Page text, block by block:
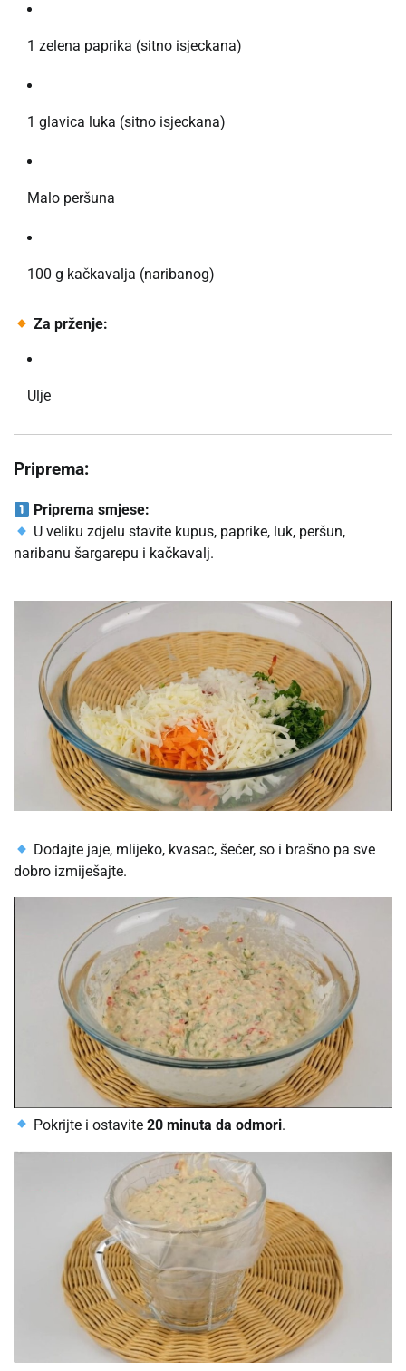
1 zelena paprika (sitno isjeckana)
1 glavica luka (sitno isjeckana)
Malo peršuna
100 g kačkavalja (naribanog)
Za prženje:
Ulje
Priprema:
Priprema smjese:
U veliku zdjelu stavite kupus, paprike, luk, peršun,
naribanu šargarepu i kačkavalj.
Dodajte jaje, mlijeko, kvasac, šećer, so i brašno pa sve
dobro izmiješajte.
Pokrijte i ostavite20 minuta da odmori.